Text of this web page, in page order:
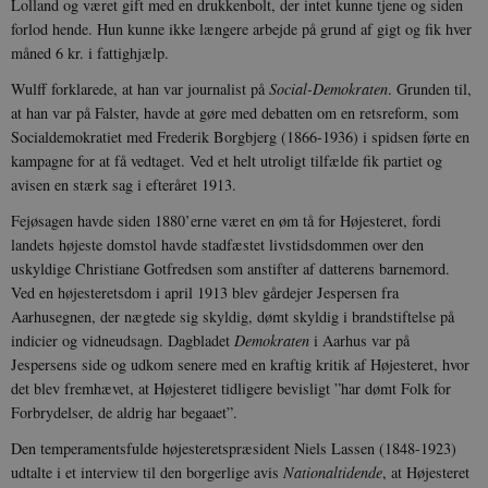
Lolland og været gift med en drukkenbolt, der intet kunne tjene og siden
forlod hende. Hun kunne ikke længere arbejde på grund af gigt og fik hver
måned 6 kr. i fattighjælp.
Wulff forklarede, at han var journalist på Social-Demokraten. Grunden til,
at han var på Falster, havde at gøre med debatten om en retsreform, som
Socialdemokratiet med Frederik Borgbjerg (1866-1936) i spidsen førte en
kampagne for at få vedtaget. Ved et helt utroligt tilfælde fik partiet og
avisen en stærk sag i efteråret 1913.
Fejøsagen havde siden 1880’erne været en øm tå for Højesteret, fordi
landets højeste domstol havde stadfæstet livstidsdommen over den
uskyldige Christiane Gotfredsen som anstifter af datterens barnemord.
Ved en højesteretsdom i april 1913 blev gårdejer Jespersen fra
Aarhusegnen, der nægtede sig skyldig, dømt skyldig i brandstiftelse på
indicier og vidneudsagn. Dagbladet Demokraten i Aarhus var på
Jespersens side og udkom senere med en kraftig kritik af Højesteret, hvor
det blev fremhævet, at Højesteret tidligere bevisligt ”har dømt Folk for
Forbrydelser, de aldrig har begaaet”.
Den temperamentsfulde højesteretspræsident Niels Lassen (1848-1923)
udtalte i et interview til den borgerlige avis Nationaltidende, at Højesteret
Navn
Udbyder / Domæne
Udløb
be_typo_user
sp_t
Spotify Inc.
.spotify.com
sp_landing
Spotify Inc.
.spotify.com
1 dag